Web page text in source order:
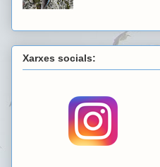
Xarxes socials: